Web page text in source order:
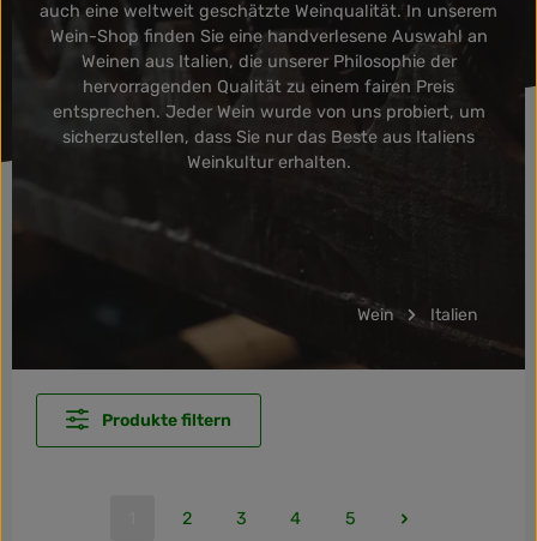
auch eine weltweit geschätzte Weinqualität. In unserem
Wein-Shop finden Sie eine handverlesene Auswahl an
Weinen aus Italien, die unserer Philosophie der
hervorragenden Qualität zu einem fairen Preis
entsprechen. Jeder Wein wurde von uns probiert, um
sicherzustellen, dass Sie nur das Beste aus Italiens
Weinkultur erhalten.
Wein Italien
Produkte filtern
Seite
2
Seite
3
Seite
4
Seite
5